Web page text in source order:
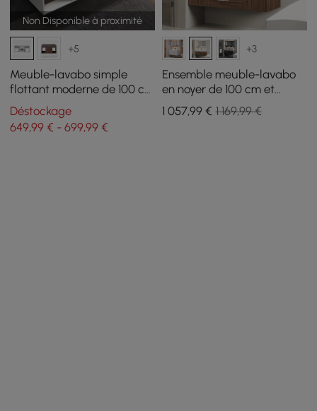
Non Disponible à proximité
+5
Meuble-lavabo simple
flottant moderne de 100 cm
avec lavabo et plateau en
pierre frittée
Déstockage
649,99 € - 699,99 €
+3
Ensemble meuble-lavabo
en noyer de 100 cm et
armoire de toilette à LED
1 057,99€ 1 169,99 €